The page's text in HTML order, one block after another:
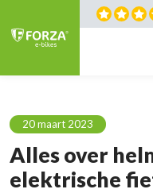
20 maart 2023
Alles over
elektrische